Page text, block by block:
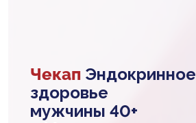
Чекап Эндокринное
здоровье
мужчины 40+